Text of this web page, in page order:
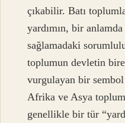
çıkabilir. Batı
yardımın, bir
sağlamadaki
toplumun devletin
vurgulayan bir
Afrika ve Asya
genellikle bir tür